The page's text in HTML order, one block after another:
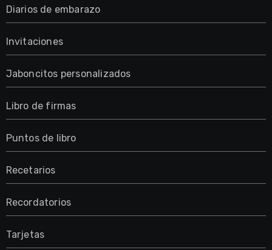
Diarios de embarazo
Invitaciones
Jaboncitos personalizados
Libro de firmas
Puntos de libro
Recetarios
Recordatorios
Tarjetas